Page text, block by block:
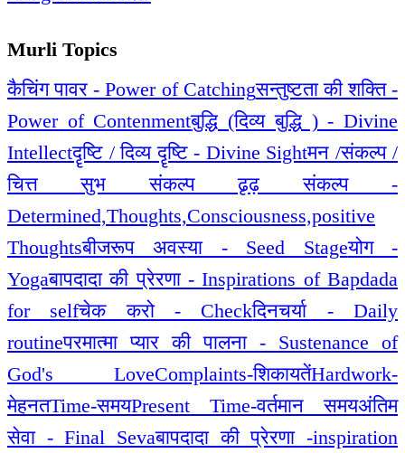
Murli Topics
कैचिंग पावर - Power of Catchingसन्तुष्टता की शक्ति -
Power of Contenmentबुद्धि (दिव्य बुद्धि ) - Divine
Intellectदॄष्टि / दिव्य दॄष्टि - Divine Sightमन /संकल्प /
चित्त सुभ संकल्प ढृढ़ संकल्प -
Determined,Thoughts,Consciousness,positive
Thoughtsबीजरूप अवस्या - Seed Stageयोग -
Yogaबापदादा की प्रेरणा - Inspirations of Bapdada
for selfचेक करो - Checkदिनचर्या - Daily
routineपरमात्मा प्यार की पालना - Sustenance of
God's LoveComplaints-शिकायतेंHardwork-
मेहनतTime-समयPresent Time-वर्तमान समयअंतिम
सेवा - Final Sevaबापदादा की प्रेरणा -inspiration